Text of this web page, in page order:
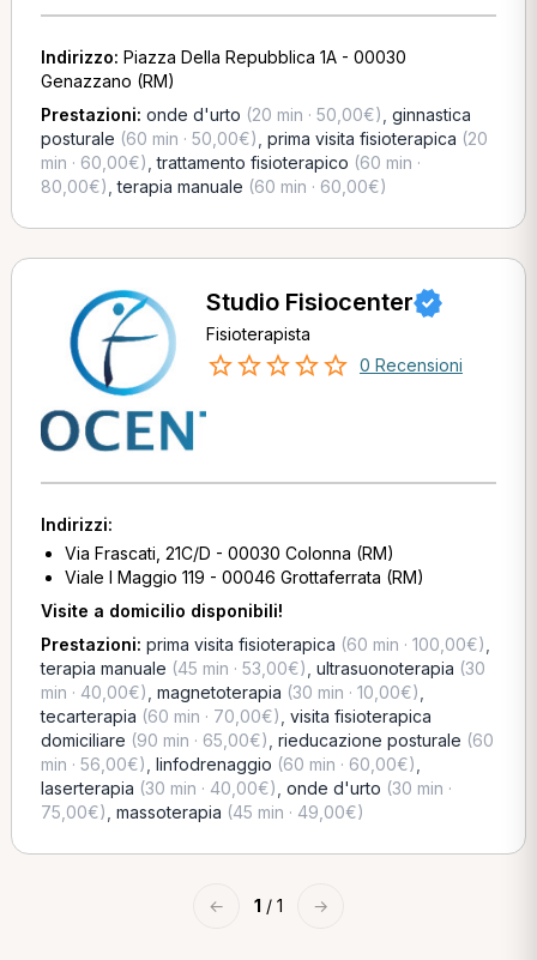
Indirizzo: Piazza Della Repubblica 1A - 00030
Genazzano (RM)
Prestazioni: onde d'urto (20 min · 50,00€) ginnastica
posturale (60 min · 50,00€) prima visita fisioterapica (20
min · 60,00€) ,trattamento fisioterapico (60 min ·
80,00€) ,terapia manuale (60 min · 60,00€)
Studio Fisiocenter
Fisioterapista
0 Recensioni
Indirizzi:
Via Frascati, 21C/D - 00030 Colonna (RM)
Viale I Maggio 119 - 00046 Grottaferrata (RM)
Visite a domicilio disponibili!
Prestazioni: prima visita fisioterapica (60 min · 100,00€)
terapia manuale (45 min · 53,00€) ultrasuonoterapia (30
min · 40,00€) magnetoterapia (30 min · 10,00€)
tecarterapia (60 min · 70,00€) visita fisioterapica
domiciliare (90 min · 65,00€) rieducazione posturale (60
min · 56,00€) linfodrenaggio (60 min · 60,00€)
laserterapia (30 min · 40,00€) onde d'urto (30 min ·
75,00€) massoterapia (45 min · 49,00€)
← 1 / 1 →